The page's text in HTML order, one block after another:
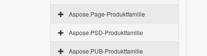
Aspose.Page-Produktfamilie
Aspose.PSD-Produktfamilie
Aspose.PUB-Produktfamilie